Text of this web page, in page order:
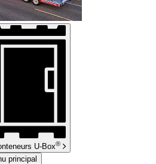
U-Box®
principal